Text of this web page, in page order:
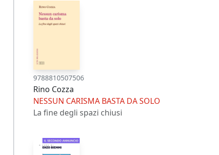
9788810507506
Rino Cozza
NESSUN CARISMA BASTA DA SOLO
La fine degli spazi chiusi